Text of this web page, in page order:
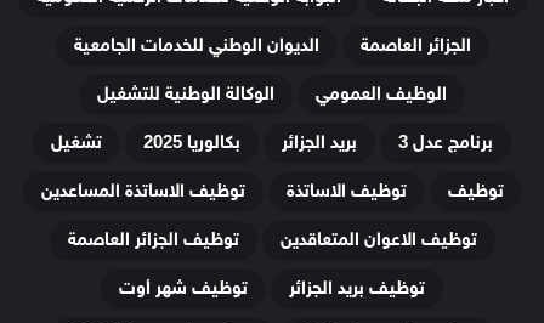
الجزائر العاصمة
الديوان الوطني للخدمات الجامعية
الوظيف العمومي
الوكالة الوطنية للتشغيل
برنامج عدل 3
بريد الجزائر بكالوريا 2025
تشغيل
توظيف
توظيف الاساتذة
توظيف الاساتذة المساعدين
توظيف الاعوان المتعاقدين
توظيف الجزائر العاصمة
توظيف بريد الجزائر
توظيف شهر أوت